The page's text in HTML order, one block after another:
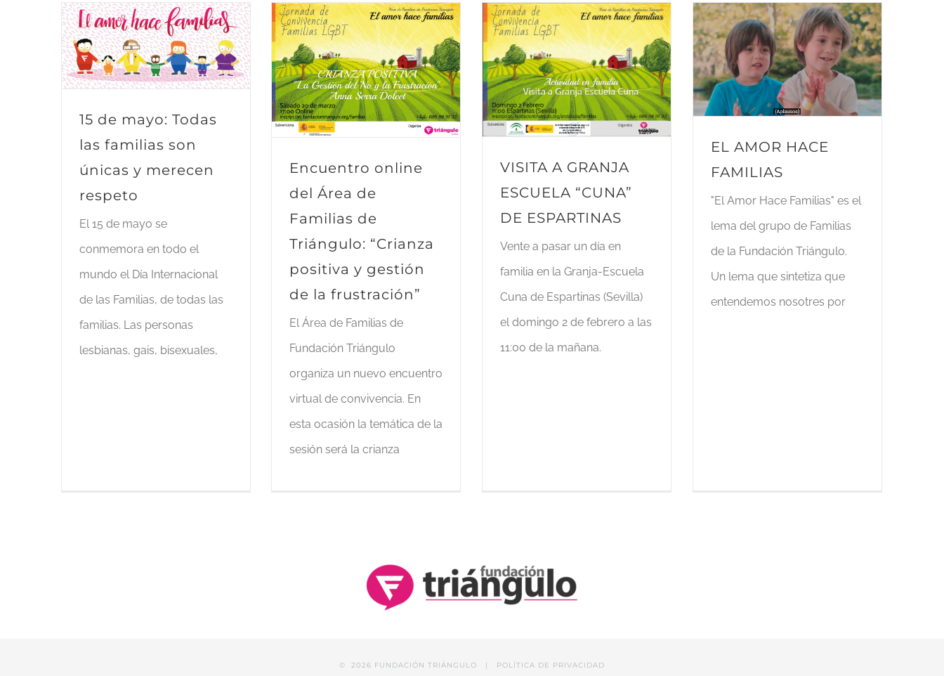
15 de mayo: Todas
las familias son
únicas y merecen
respeto
El 15 de mayo se
conmemora en todo el
mundo el Día Internacional
de las Familias, de todas las
familias. Las personas
lesbianas, gais, bisexuales,
Encuentro online
del Área de
Familias de
Triángulo: “Crianza
positiva y gestión
de la frustración”
El Área de Familias de
Fundación Triángulo
organiza un nuevo encuentro
virtual de convivencia. En
esta ocasión la temática de la
sesión será la crianza
VISITA A GRANJA
ESCUELA “CUNA”
DE ESPARTINAS
Vente a pasar un día en
familia en la Granja-Escuela
Cuna de Espartinas (Sevilla)
el domingo 2 de febrero a las
11:00 de la mañana.
EL AMOR HACE
FAMILIAS
"El Amor Hace Familias" es el
lema del grupo de Familias
de la Fundación Triángulo.
Un lema que sintetiza que
entendemos nosotres por
© 2026 FUNDACIÓN TRIÁNGULO | POLÍTICA DE PRIVACIDAD